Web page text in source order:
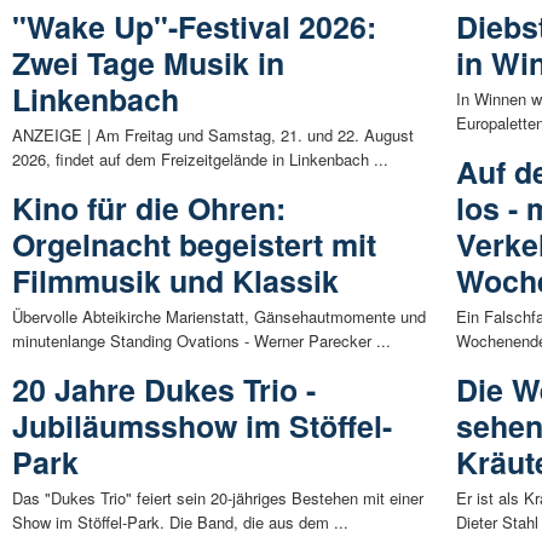
"Wake Up"-Festival 2026:
Zwei Tage Musik in
Linkenbach
ANZEIGE | Am Freitag und Samstag, 21. und 22. August
2026, findet auf dem Freizeitgelände in Linkenbach ...
Kino für die Ohren:
Orgelnacht begeistert mit
Filmmusik und Klassik
Übervolle Abteikirche Marienstatt, Gänsehautmomente und
minutenlange Standing Ovations - Werner Parecker ...
20 Jahre Dukes Trio -
Jubiläumsshow im Stöffel-
Park
Das "Dukes Trio" feiert sein 20-jähriges Bestehen mit einer
Show im Stöffel-Park. Die Band, die aus dem ...
in
In Winnen
Auf
los -
Ein
Die
Er ist als
Dieter